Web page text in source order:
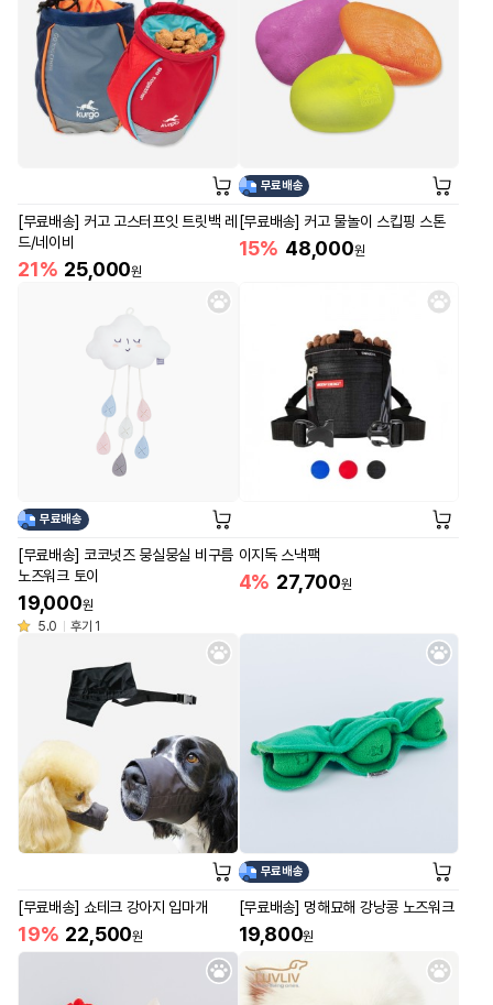
[무료배송] 커고 고스터프잇 트릿백 레
드/네이비
21% 25,000원
무료배송
[무료배송] 커고 물놀이 스킵핑 스톤
15% 48,000원
무료배송
[무료배송] 코코넛즈 뭉실뭉실 비구름
노즈워크 토이
19,000원
5.0
후기 1
이지독 스낵팩
4% 27,700원
[무료배송] 쇼테크 강아지 입마개
19% 22,500원
무료배송
[무료배송] 멍해묘해 강낭콩 노즈워크
19,800원